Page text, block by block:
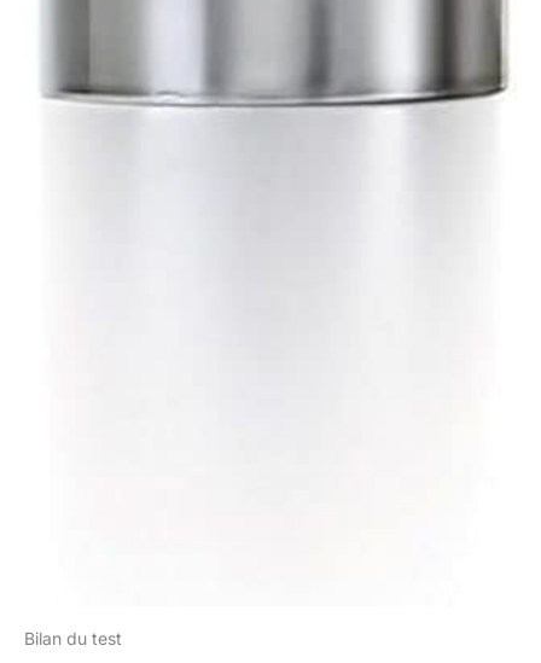
Bilan du test